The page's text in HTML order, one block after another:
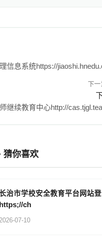
下
猜你喜欢
治市学校安全教育平台网站
https;//ch
07-10